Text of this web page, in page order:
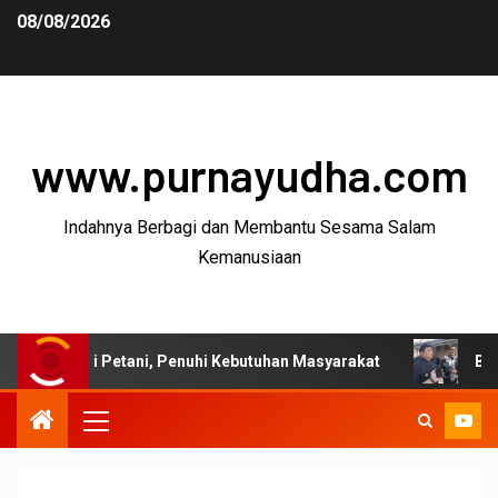
08/08/2026
www.purnayudha.com
Indahnya Berbagi dan Membantu Sesama Salam
Kemanusiaan
Petani, Penuhi Kebutuhan Masyarakat Bupati Garut: